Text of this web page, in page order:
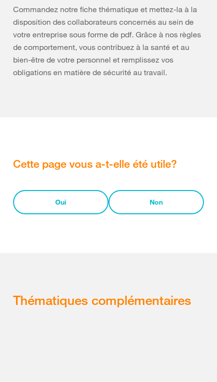
Commandez notre fiche thématique et mettez-la à la
disposition des collaborateurs concernés au sein de
votre entreprise sous forme de pdf. Grâce à nos règles
de comportement, vous contribuez à la santé et au
bien-être de votre personnel et remplissez vos
obligations en matière de sécurité au travail.
Cette page vous a-t-elle été utile?
Oui Non
Thématiques complémentaires